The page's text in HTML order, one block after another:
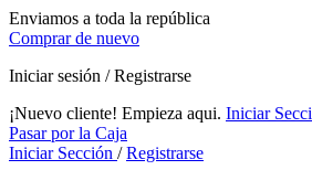
Enviamos a toda la república
Comprar de nuevo
Iniciar sesión / Registrarse
¡Nuevo cliente! Empieza aqui. Iniciar
Pasar por la Caja
Iniciar Sección /Registrarse